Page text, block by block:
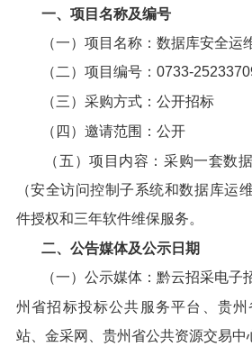
一、项目名称及编号
（一）项目名称：数据库安全运
（二）项目编号：0733-
（三）采购方式：公开招标
（四）邀请范围：公开
（五）项目内容：采购一套数
（安全访问控制子系统和数据库运
件授权和三年软件维保服务。
二、公告媒体及公示日期
（一）公示媒体：黔云招采电子
州省招标投标公共服务平台、贵州
站、金采网、贵州省公共资源交易中